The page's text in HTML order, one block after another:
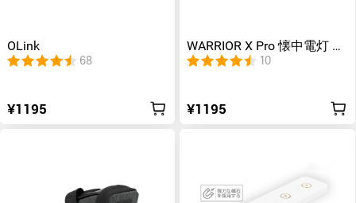
OLink
68
¥1195
WARRIOR X Pro 懐中電灯 ホ
ルスター
10
¥1195